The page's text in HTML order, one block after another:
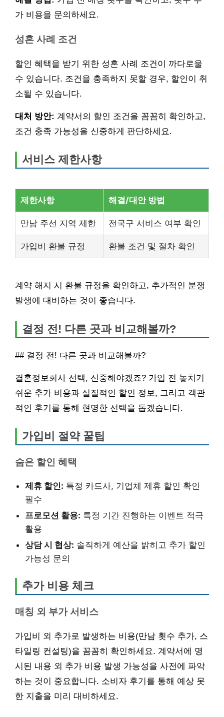
가 비용을 문의하세요.
성혼 사례 조건
할인 혜택을 받기 위한 성혼 사례 조건이 까다로울
수 있습니다. 조건을 충족하지 못할 경우, 할인이 취
소될 수 있습니다.
대처 방안: 계약서의 할인 조건을 꼼꼼히 확인하고,
조건 충족 가능성을 신중하게 판단하세요.
서비스 제한사항
제한사항 해결/대안 방법
만남 주선 지역 제한 전국구 서비스 여부 확인
가입비 환불 규정 환불 조건 및 절차 확인
계약 해지 시 환불 규정을 확인하고, 추가적인 분쟁
발생에 대비하는 것이 좋습니다.
결정 전! 다른 곳과 비교해볼까?
## 결정 전! 다른 곳과 비교해볼까?
결혼정보회사 선택, 신중해야겠죠? 가입 전 놓치기
쉬운 추가 비용과 실질적인 할인 정보, 그리고 객관
적인 후기를 통해 현명한 선택을 돕겠습니다.
가입비 절약 꿀팁
숨은 할인 혜택
제휴 할인: 특정 카드사, 기업체 제휴 할인 확인
필수
프로모션 활용: 특정 기간 진행하는 이벤트 적극
활용
상담 시 협상: 솔직하게 예산을 밝히고 추가 할인
가능성 문의
추가 비용 체크
매칭 외 부가 서비스
가입비 외 추가로 발생하는 비용(만남 횟수 추가, 스
타일링 컨설팅)을 꼼꼼히 확인하세요. 계약서에 명
시된 내용 외 추가 비용 발생 가능성을 사전에 파악
하는 것이 중요합니다. 소비자 후기를 통해 예상 못
한 지출을 미리 대비하세요.